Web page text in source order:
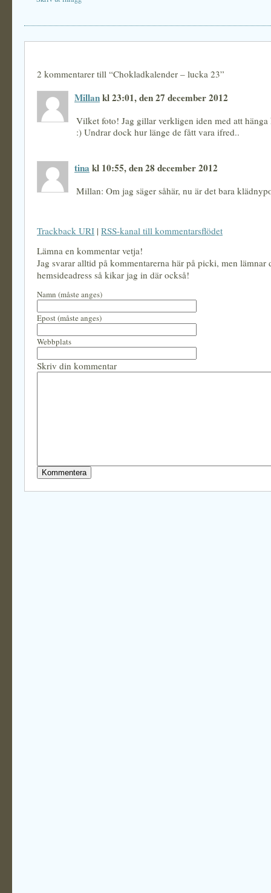
2 kommentarer till “Chokladkalender – lucka 23”
Millankl 23:01, den 27 december 2012
Vilket foto! Jag gillar verkligen iden med att
:) Undrar dock hur länge de fått vara ifred..
tina kl 10:55, den 28 december 2012
Millan: Om jag säger såhär, nu är det bara
Trackback URI | RSS-kanal till kommentarsflödet
Lämna en kommentar vetja!
Jag svarar alltid på kommentarerna här på picki, men lämnar
hemsideadress så kikar jag in där också!
Namn (måste anges)
Epost (måste anges)
Webbplats
Skriv din kommentar